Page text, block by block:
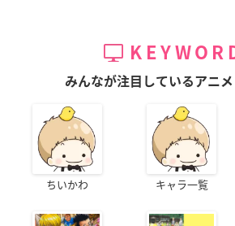
みんなが注目しているアニ
ちいかわ キャラ一覧